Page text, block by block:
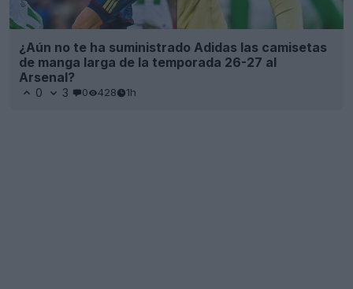
¿Aún no te ha suministrado Adidas las camisetas
de manga larga de la temporada 26-27 al
Arsenal?
0 3 0 428 1h